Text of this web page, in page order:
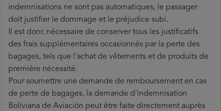
indemnisations ne sont pas automatiques, le passager
doit justifier le dommage et le préjudice subi.
Il est donc nécessaire de conserver tous les justificatifs
des frais supplémentaires occasionnés par la perte des
bagages, tels que l'achat de vêtements et de produits de
première nécessité.
Pour soumettre une demande de remboursement en cas
de perte de bagages, la demande d'indemnisation
Boliviana de Aviación peut être faite directement auprès